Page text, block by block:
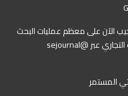
الآن على معظم عمليات البحث
المحلية – كيفية الاستشهاد بنشاطك التجاري عبر @sejournal